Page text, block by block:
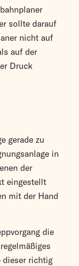
sollte darauf
nicht auf
auf der
Druck
gerade zu
in
der
eingestellt
mit der Hand
die
dieser richtig